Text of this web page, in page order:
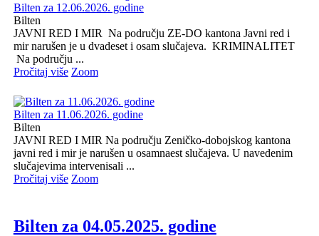
Bilten za 12.06.2026. godine
Bilten
JAVNI RED I MIR Na području ZE-DO kantona Javni red i
mir narušen je u dvadeset i osam slučajeva. KRIMINALITET
Na području ...
Pročitaj više Zoom
Bilten za 11.06.2026. godine
Bilten
JAVNI RED I MIR Na području Zeničko-dobojskog kantona
javni red i mir je narušen u osamnaest slučajeva. U navedenim
slučajevima intervenisali ...
Pročitaj više Zoom
Bilten za 04.05.2025. godine